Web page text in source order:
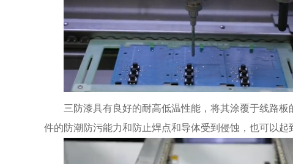
三防漆具有良好的耐高低温性能，将其涂覆于线路
件的防潮防污能力和防止焊点和导体受到侵蚀，也可以